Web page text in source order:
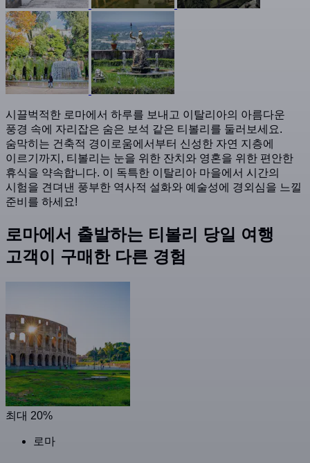
시끌벅적한 로마에서 하루를 보내고 이탈리아의 아름다운
풍경 속에 자리잡은 숨은 보석 같은 티볼리를 둘러보세요.
숨막히는 건축적 경이로움에서부터 신성한 자연 지층에
이르기까지, 티볼리는 눈을 위한 잔치와 영혼을 위한 편안한
휴식을 약속합니다. 이 독특한 이탈리아 마을에서 시간의
시험을 견뎌낸 풍부한 역사적 설화와 예술성에 경외심을 느낄
준비를 하세요!
로마에서 출발하는 티볼리 당일 여행
고객이 구매한 다른 경험
최대 20%
로마